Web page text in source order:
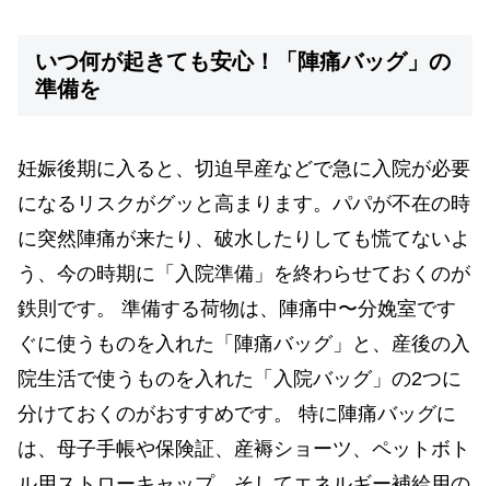
いつ何が起きても安心！「陣痛バッグ」の
準備を
妊娠後期に入ると、切迫早産などで急に入院が必要
になるリスクがグッと高まります。パパが不在の時
に突然陣痛が来たり、破水したりしても慌てないよ
う、今の時期に「入院準備」を終わらせておくのが
鉄則です。 準備する荷物は、陣痛中〜分娩室です
ぐに使うものを入れた「陣痛バッグ」と、産後の入
院生活で使うものを入れた「入院バッグ」の2つに
分けておくのがおすすめです。 特に陣痛バッグに
は、母子手帳や保険証、産褥ショーツ、ペットボト